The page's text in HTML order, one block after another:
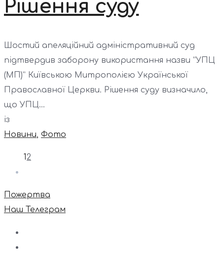
Рішення суду
Шостий апеляційний адміністративний суд
підтвердив заборону використання назви “УПЦ
(МП)” Київською Митрополією Української
Православної Церкви. Рішення суду визначило,
що УПЦ...
із
Новини Фото
12
Пожертва
Наш Телеграм